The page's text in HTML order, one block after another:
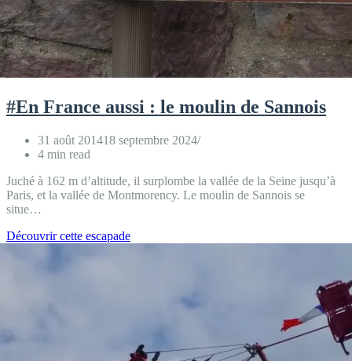
#En France aussi : le moulin de Sannois
31 août 201418 septembre 2024
4 min read
Juché à 162 m d’altitude, il surplombe la vallée de la Seine jusqu’à
Paris, et la vallée de Montmorency. Le moulin de Sannois se
situe…
Découvrir cette escapade#En